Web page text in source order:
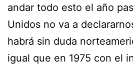
andar todo esto el año
Unidos no va a
habrá sin duda
igual que en 1975 con el